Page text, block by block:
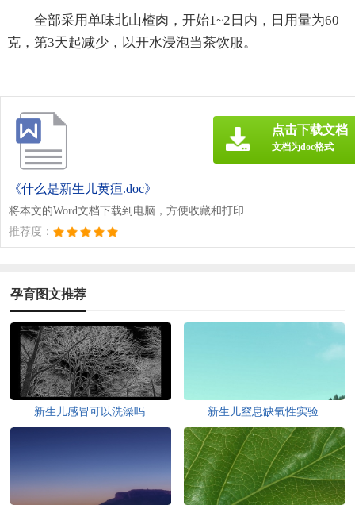
全部采用单味北山楂肉，开始1~2日内，日用量为60
克，第3天起减少，以开水浸泡当茶饮服。
《什么是新生儿黄疸.doc》
将本文的Word文档下载到电脑，方便收藏和打印
推荐度：
点击下载文档
文档为doc格式
孕育图文推荐
新生儿感冒可以洗澡吗 新生儿窒息缺氧性实验